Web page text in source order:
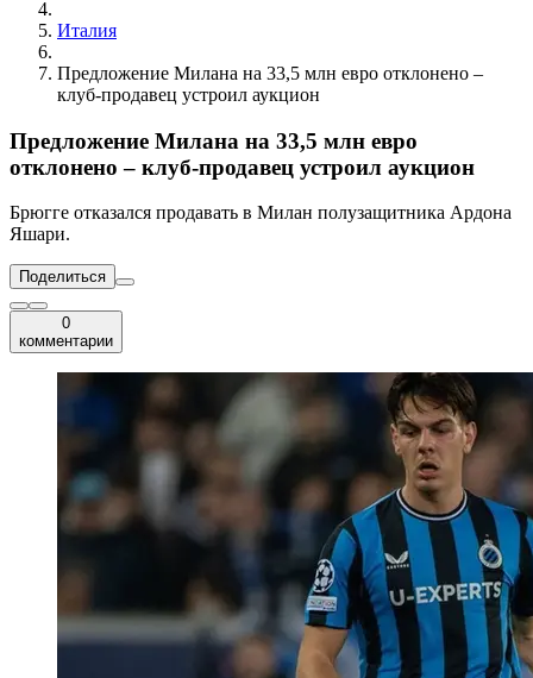
Италия
Предложение Милана на 33,5 млн евро отклонено –
клуб-продавец устроил аукцион
Предложение Милана на 33,5 млн евро
отклонено – клуб-продавец устроил аукцион
Брюгге отказался продавать в Милан полузащитника Ардона
Яшари.
Поделиться
0
комментарии